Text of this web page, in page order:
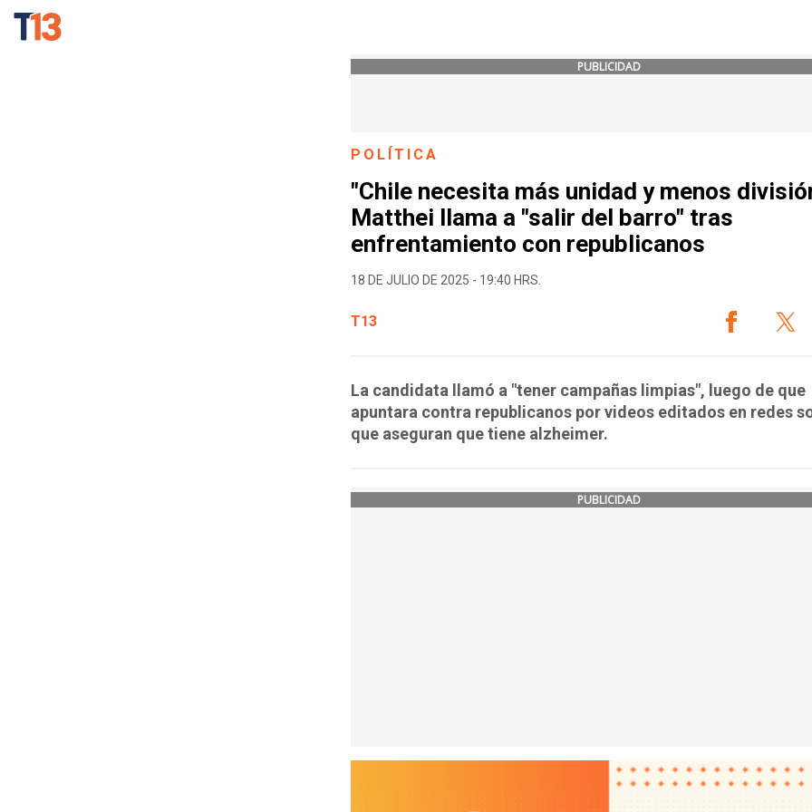
PUBLICIDAD
POLÍTICA
"Chile necesita más unidad y menos
Matthei llama a "salir del barro" tras
enfrentamiento con republicanos
18 DE JULIO DE 2025 - 19:40 HRS.
T13
La candidata llamó a "tener campañas limpias", luego de que
apuntara contra republicanos por videos editados en redes
que aseguran que tiene alzheimer.
PUBLICIDAD